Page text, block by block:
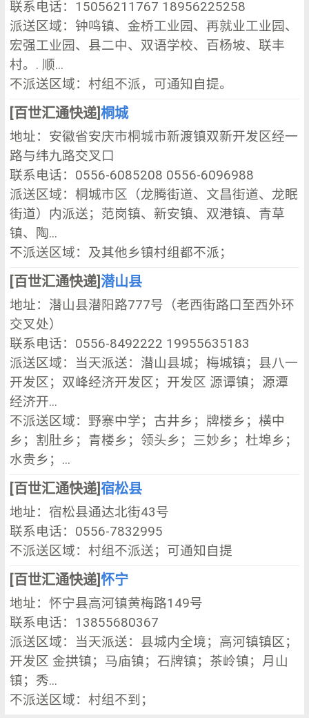
联系电话：15056211767 18956225258
派送区域：钟鸣镇、金桥工业园、再就业工业园、
宏强工业园、县二中、双语学校、百杨坡、联丰
村。. 顺...
不派送区域：村组不派，可通知自提。
[百世汇通快递]桐城
地址：安徽省安庆市桐城市新渡镇双新开发区经一
路与纬九路交叉口
联系电话：0556-6085208 0556-6096988
派送区域：桐城市区（龙腾街道、文昌街道、龙眠
街道）内派送；范岗镇、新安镇、双港镇、青草
镇、陶...
不派送区域：及其他乡镇村组都不派；
[百世汇通快递]潜山县
地址：潜山县潜阳路777号（老西街路口至西外环
交叉处）
联系电话：0556-8492222 19955635183
派送区域：当天派送：潜山县城；梅城镇；县八一
开发区；双峰经济开发区；开发区 源谭镇；源潭
经济开...
不派送区域：野寨中学；古井乡；牌楼乡；横中
乡；割肚乡；青楼乡；领头乡；三妙乡；杜埠乡；
水贵乡；...
[百世汇通快递]宿松县
地址：宿松县通达北街43号
联系电话：0556-7832995
不派送区域：村组不派送；可通知自提
[百世汇通快递]怀宁
地址：怀宁县高河镇黄梅路149号
联系电话：13855680367
派送区域：当天派送：县城内全境；高河镇镇区；
开发区 金拱镇；马庙镇；石牌镇；茶岭镇；月山
镇；秀...
不派送区域：村组不到；